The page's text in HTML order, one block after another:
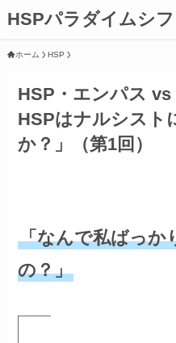
HSPパラダイムシ
ホーム HSP
HSP・エンパス
HSPはナルシスト
か？」（第1回）
「なんで私ばっか
の？」